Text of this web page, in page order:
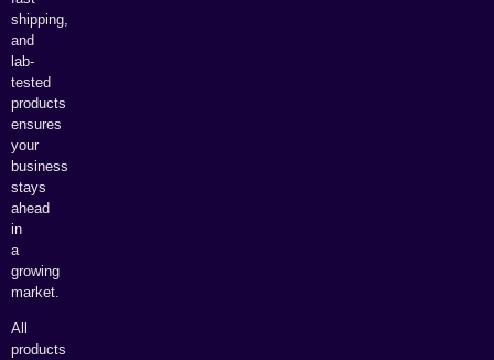
shipping,
and
lab-
tested
products
ensures
your
business
stays
ahead
in
a
growing
market.
All
products